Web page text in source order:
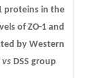
proteins in the
of ZO-1 and
by Western
vsDSS group